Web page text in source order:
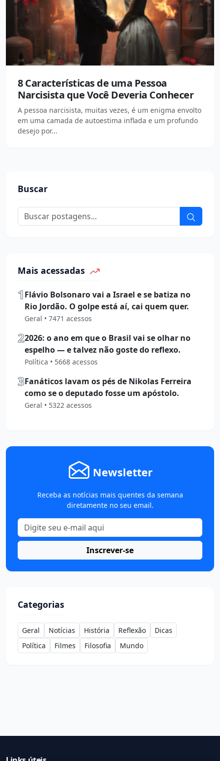
8 Características de uma Pessoa
Narcisista que Você Deveria Conhecer
A pessoa narcisista, muitas vezes, é um enigma envolto
em uma camada de autoestima inflada e um profundo
desejo por...
Buscar
Mais acessadas
1Flávio Bolsonaro vai a Israel e se batiza no
Rio Jordão. O golpe está aí, cai quem quer.
Geral • 7471 acessos
22026: o ano em que o Brasil vai se olhar no
espelho — e talvez não goste do reflexo.
Política • 5668 acessos
3Fanáticos lavam os pés de Nikolas Ferreira
como se o deputado fosse um apóstolo.
Geral • 5322 acessos
Newsletter
Receba as notícias mais quentes da semana
diretamente no seu email.
Inscrever-se
Categorias
Geral Notícias História Reflexão
Dicas
Política
Filmes Filosofia Mundo